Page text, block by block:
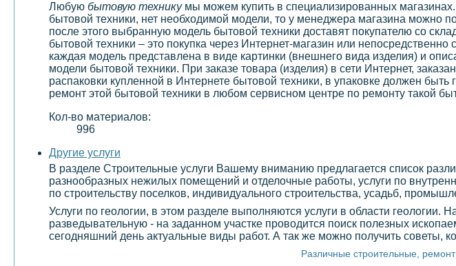
Любую бытовую техникумы можем купить в специализированных
бытовой техники, нет необходимой модели, то у менеджера магазина можно
после этого выбранную модель бытовой техники доставят покупателю со
бытовой техники – это покупка через Интернет-магазин или
каждая модель представлена в виде картинки (внешнего вида изделия) и
модели бытовой техники. При заказе товара (изделия) в сети Интернет,
распаковки купленной в Интернете бытовой техники, в упаковке должен
ремонт этой бытовой техники в любом сервисном центре по ремонту такой
Кол-во материалов:
996
Другие услуги
В разделе Строительные услуги Вашему вниманию предлагается список
разнообразных нежилых помещений и отделочные работы, услуги по
по строительству поселков, индивидуального строительства, усадьб,
Услуги по геологии, в этом разделе выполняются услуги в области
разведывательную - на заданном участке проводится поиск полезных
сегодняшний день актуальные виды работ. А так же можно получить советы,
Различные строительные,